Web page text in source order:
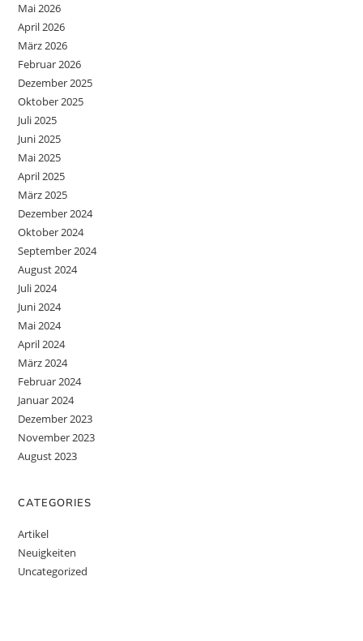
Mai 2026
April 2026
März 2026
Februar 2026
Dezember 2025
Oktober 2025
Juli 2025
Juni 2025
Mai 2025
April 2025
März 2025
Dezember 2024
Oktober 2024
September 2024
August 2024
Juli 2024
Juni 2024
Mai 2024
April 2024
März 2024
Februar 2024
Januar 2024
Dezember 2023
November 2023
August 2023
CATEGORIES
Artikel
Neuigkeiten
Uncategorized